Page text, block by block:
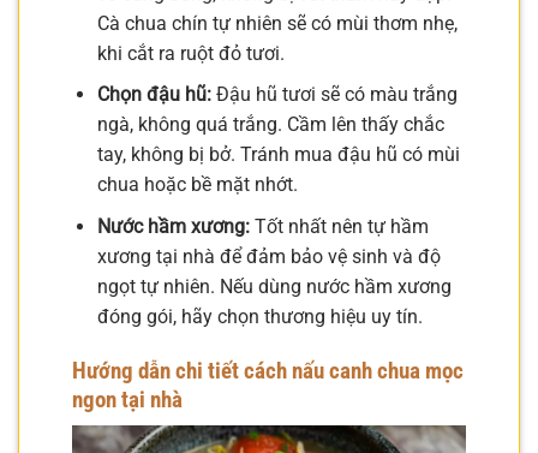
Cà chua chín tự nhiên sẽ có mùi thơm nhẹ,
khi cắt ra ruột đỏ tươi.
Chọn đậu hũ:Đậu hũ tươi sẽ có màu trắng
ngà, không quá trắng. Cầm lên thấy chắc
tay, không bị bở. Tránh mua đậu hũ có mùi
chua hoặc bề mặt nhớt.
Nước hầm xương:Tốt nhất nên tự hầm
xương tại nhà để đảm bảo vệ sinh và độ
ngọt tự nhiên. Nếu dùng nước hầm xương
đóng gói, hãy chọn thương hiệu uy tín.
Hướng dẫn chi tiết cách nấu canh chua mọc
ngon tại nhà